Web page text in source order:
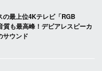
の最上位4Kテレビ「RGB
質も最高峰！デビアレスピーカ
サウンド